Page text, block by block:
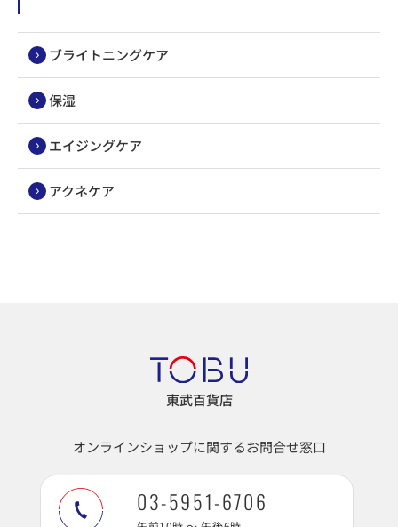
ブライトニングケア
保湿
エイジングケア
アクネケア
東武百貨店
オンラインショップに関するお問合せ窓口
03-5951-6706